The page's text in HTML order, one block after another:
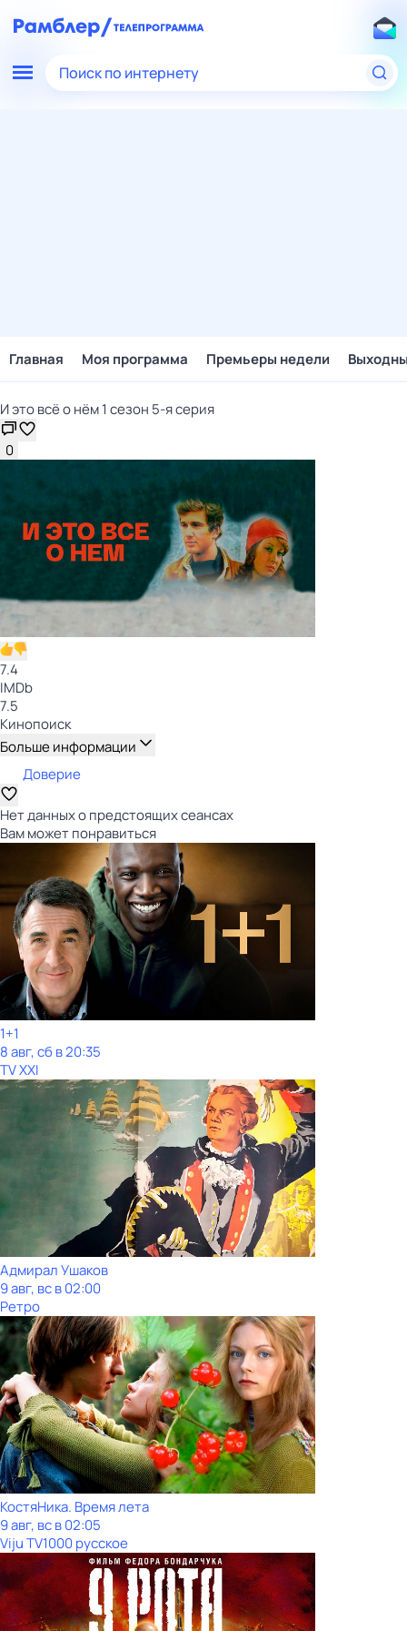
Поиск по интернету
Главная Моя программа Премьеры недели
И это всё о нём 1 сезон 5-я серия
0
7.4
IMDb
7.5
Кинопоиск
Больше информации
Доверие
Нет данных о предстоящих сеансах
Вам может понравиться
1+1
8 авг, сб в 20:35
TV XXI
Адмирал Ушаков
9 авг, вс в 02:00
Ретро
КостяНика. Время лета
9 авг, вс в 02:05
Viju TV1000 русское